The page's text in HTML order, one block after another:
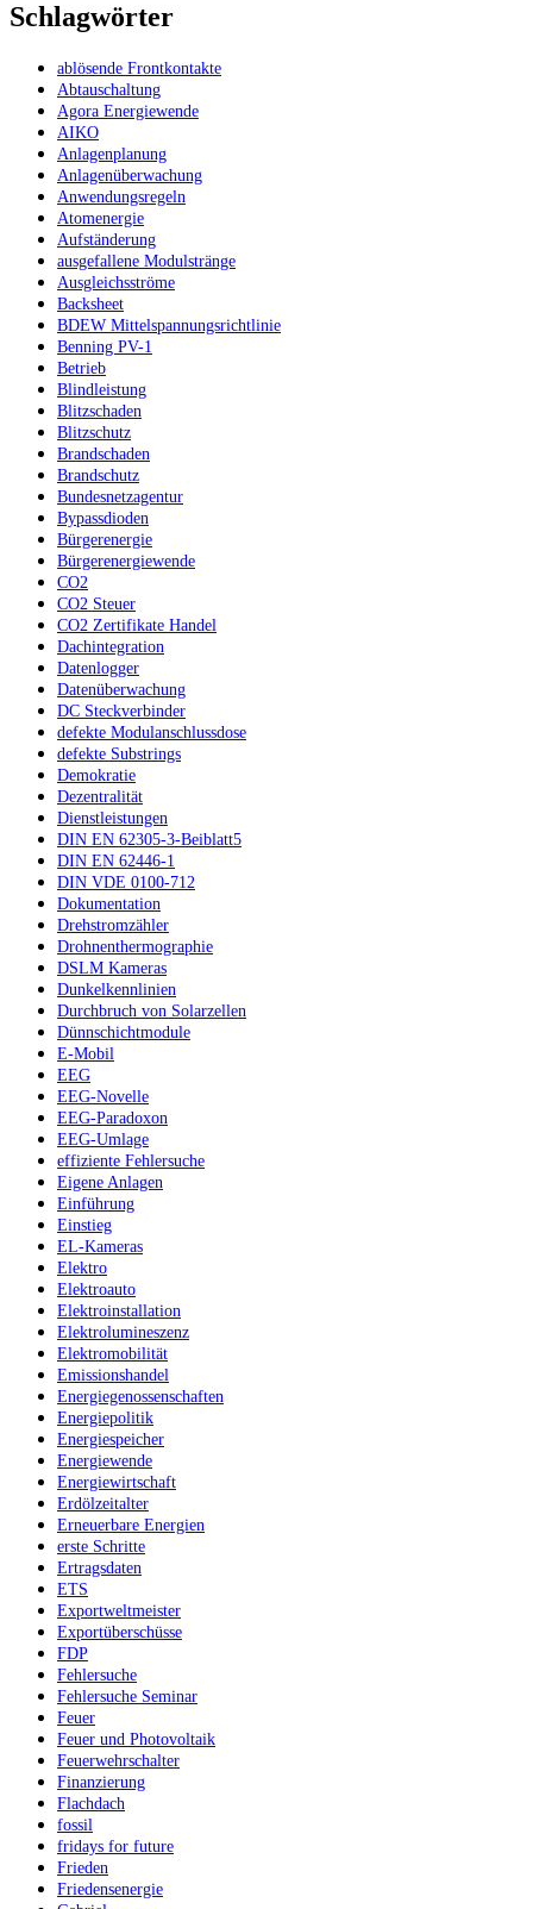
Schlagwörter
ablösende Frontkontakte
Abtauschaltung
Agora Energiewende
AIKO
Anlagenplanung
Anlagenüberwachung
Anwendungsregeln
Atomenergie
Aufständerung
ausgefallene Modulstränge
Ausgleichsströme
Backsheet
BDEW Mittelspannungsrichtlinie
Benning PV-1
Betrieb
Blindleistung
Blitzschaden
Blitzschutz
Brandschaden
Brandschutz
Bundesnetzagentur
Bypassdioden
Bürgerenergie
Bürgerenergiewende
CO2
CO2 Steuer
CO2 Zertifikate Handel
Dachintegration
Datenlogger
Datenüberwachung
DC Steckverbinder
defekte Modulanschlussdose
defekte Substrings
Demokratie
Dezentralität
Dienstleistungen
DIN EN 62305-3-Beiblatt5
DIN EN 62446-1
DIN VDE 0100-712
Dokumentation
Drehstromzähler
Drohnenthermographie
DSLM Kameras
Dunkelkennlinien
Durchbruch von Solarzellen
Dünnschichtmodule
E-Mobil
EEG
EEG-Novelle
EEG-Paradoxon
EEG-Umlage
effiziente Fehlersuche
Eigene Anlagen
Einführung
Einstieg
EL-Kameras
Elektro
Elektroauto
Elektroinstallation
Elektrolumineszenz
Elektromobilität
Emissionshandel
Energiegenossenschaften
Energiepolitik
Energiespeicher
Energiewende
Energiewirtschaft
Erdölzeitalter
Erneuerbare Energien
erste Schritte
Ertragsdaten
ETS
Exportweltmeister
Exportüberschüsse
FDP
Fehlersuche
Fehlersuche Seminar
Feuer
Feuer und Photovoltaik
Feuerwehrschalter
Finanzierung
Flachdach
fossil
fridays for future
Frieden
Friedensenergie